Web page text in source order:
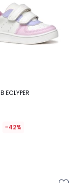
Baskets B ECLYPER
-42%